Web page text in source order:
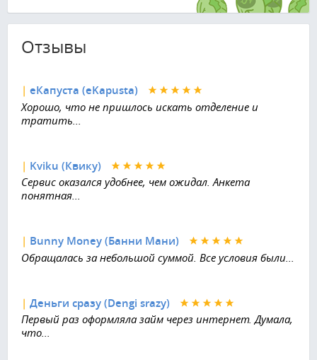
Отзывы
| еКапуста (eKapusta)
Хорошо, что не пришлось искать отделение и
тратить...
| Kviku (Квику)
Сервис оказался удобнее, чем ожидал. Анкета
понятная...
| Bunny Money (Банни Мани)
Обращалась за небольшой суммой. Все условия были...
| Деньги сразу (Dengi srazy)
Первый раз оформляла займ через интернет. Думала,
что...